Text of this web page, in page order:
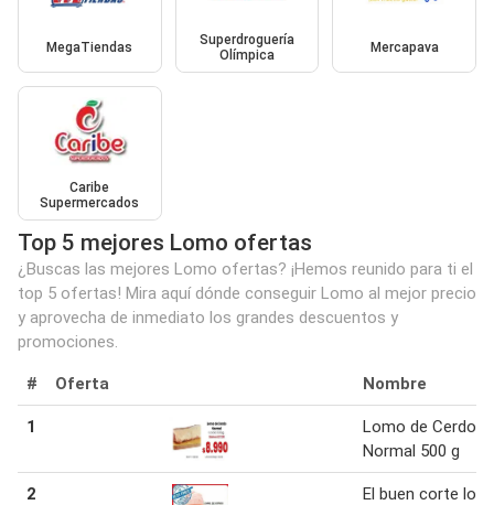
MegaTiendas
Superdroguería
Olímpica
Mercapava
Caribe
Supermercados
Top 5 mejores Lomo ofertas
¿Buscas las mejores Lomo ofertas? ¡Hemos reunido para ti el
top 5 ofertas! Mira aquí dónde conseguir Lomo al mejor precio
y aprovecha de inmediato los grandes descuentos y
promociones.
# Oferta Nombre
1
Lomo de Cerdo
Normal 500 g
2 El buen corte